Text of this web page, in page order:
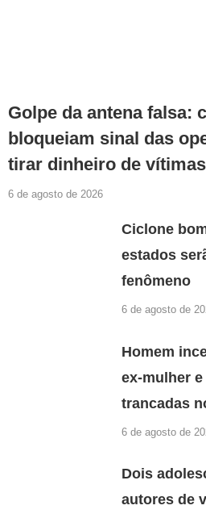
Golpe da antena falsa:
bloqueiam sinal das
tirar dinheiro de vítimas
6 de agosto de 2026
Ciclone
estados
fenômeno
6 de agosto de
Homem
ex-mulher
trancadas
6 de agosto de
Dois
autores de